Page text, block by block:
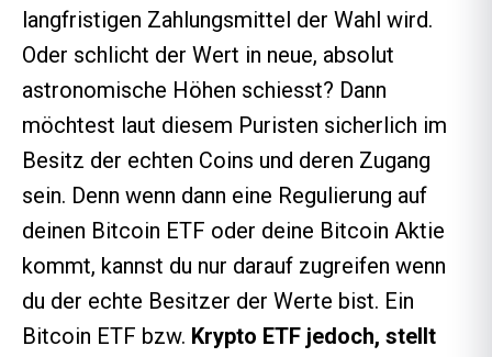
langfristigen Zahlungsmittel der Wahl wird.
Oder schlicht der Wert in neue, absolut
astronomische Höhen schiesst? Dann
möchtest laut diesem Puristen sicherlich im
Besitz der echten Coins und deren Zugang
sein. Denn wenn dann eine Regulierung auf
deinen Bitcoin ETF oder deine Bitcoin Aktie
kommt, kannst du nur darauf zugreifen wenn
du der echte Besitzer der Werte bist. Ein
Bitcoin ETF bzw. Krypto ETF jedoch, stellt